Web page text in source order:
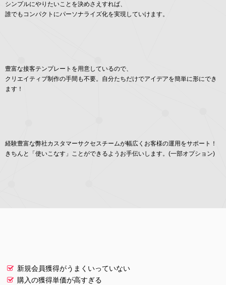
シンプルにやりたいことを決めさえすれば、
誰でもコンパクトにパーソナライズ化を実現していけます。
豊富な接客テンプレートを用意しているので、
クリエイティブ制作の手間も不要。自分たちだけでアイデアを簡単に形にでき
ます！
経験豊富な弊社カスタマーサクセスチームが幅広くお客様の運用をサポート！
きちんと「使いこなす」ことができるようお手伝いします。(一部オプション)
新規会員獲得がうまくいっていない
購入の獲得単価が高すぎる